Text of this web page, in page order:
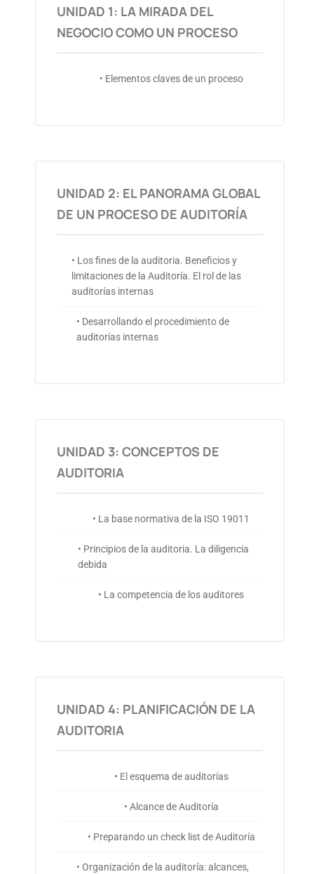
UNIDAD 1: LA MIRADA DEL
NEGOCIO COMO UN PROCESO
• Elementos claves de un proceso
UNIDAD 2: EL PANORAMA GLOBAL
DE UN PROCESO DE AUDITORÍA
• Los fines de la auditoria. Beneficios y
limitaciones de la Auditoría. El rol de las
auditorías internas
• Desarrollando el procedimiento de
auditorías internas
UNIDAD 3: CONCEPTOS DE
AUDITORIA
• La base normativa de la ISO 19011
• Principios de la auditoria. La diligencia
debida
• La competencia de los auditores
UNIDAD 4: PLANIFICACIÓN DE LA
AUDITORIA
• El esquema de auditorías
• Alcance de Auditoría
• Preparando un check list de Auditoría
• Organización de la auditoría: alcances,